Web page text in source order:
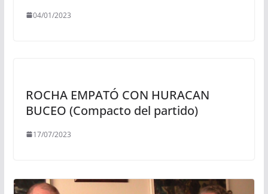
04/01/2023
ROCHA EMPATÓ CON HURACAN
BUCEO (Compacto del partido)
17/07/2023